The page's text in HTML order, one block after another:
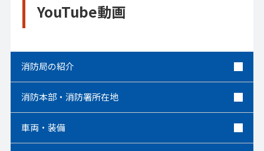
YouTube動画
消防局の紹介
消防本部・消防署所在地
車両・装備